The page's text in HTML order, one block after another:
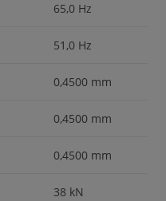
65,0 Hz
51,0 Hz
0,4500 mm
0,4500 mm
0,4500 mm
38 kN